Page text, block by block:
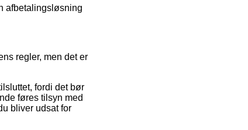
afbetalingsløsning
regler, men det er
fordi det bør
føres tilsyn med
bliver udsat for